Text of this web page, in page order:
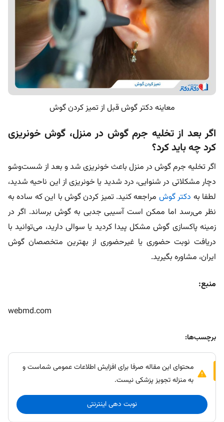
معاینه دکتر گوش قبل از تمیز کردن گوش
اگر بعد از تخلیه جرم گوش در منزل، گوش خونریزی
کرد چه باید کرد؟
اگر تخلیه جرم گوش در منزل باعث خونریزی شد و بعد از شست‌وشو
دچار مشکلاتی در شنوایی، درد شدید یا خونریزی از این ناحیه شدید،
لطفا به دکتر گوش مراجعه کنید. تمیز کردن گوش با این که ساده به
نظر می‌رسد اما ممکن است آسیبی جدبی به گوش برساند. اگر در
زمینه پاکسازی گوش مشکل پیدا کردید یا سوالی دارید، می‌توانید با
دریافت نوبت حضوری یا غیرحضوری از بهترین متخصصان گوش
ایران، مشاوره بگیرید.
منبع:
webmd.com
برچسب‌ها:
محتوای این مقاله صرفا برای افزایش اطلاعات عمومی شماست و
به منزله تجویز پزشکی نیست.
نوبت دهی اینترنتی